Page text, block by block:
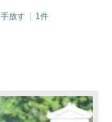
手放す 1件